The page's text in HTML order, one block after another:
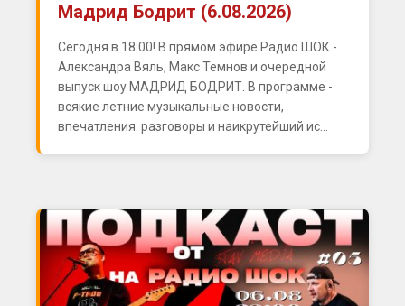
Мадрид Бодрит (6.08.2026)
Сегодня в 18:00! В прямом эфире Радио ШОК -
Александра Вяль, Макс Темнов и очередной
выпуск шоу МАДРИД БОДРИТ. В программе -
всякие летние музыкальные новости,
впечатления. разговоры и наикрутейший ис...